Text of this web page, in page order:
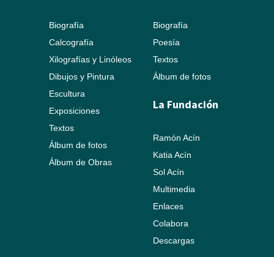
Biografía
Calcografía
Xilografías y Linóleos
Dibujos y Pintura
Escultura
Exposiciones
Textos
Álbum de fotos
Álbum de Obras
Biografía
Poesía
Textos
Álbum de fotos
La Fundación
Ramón Acín
Katia Acín
Sol Acín
Multimedia
Enlaces
Colabora
Descargas